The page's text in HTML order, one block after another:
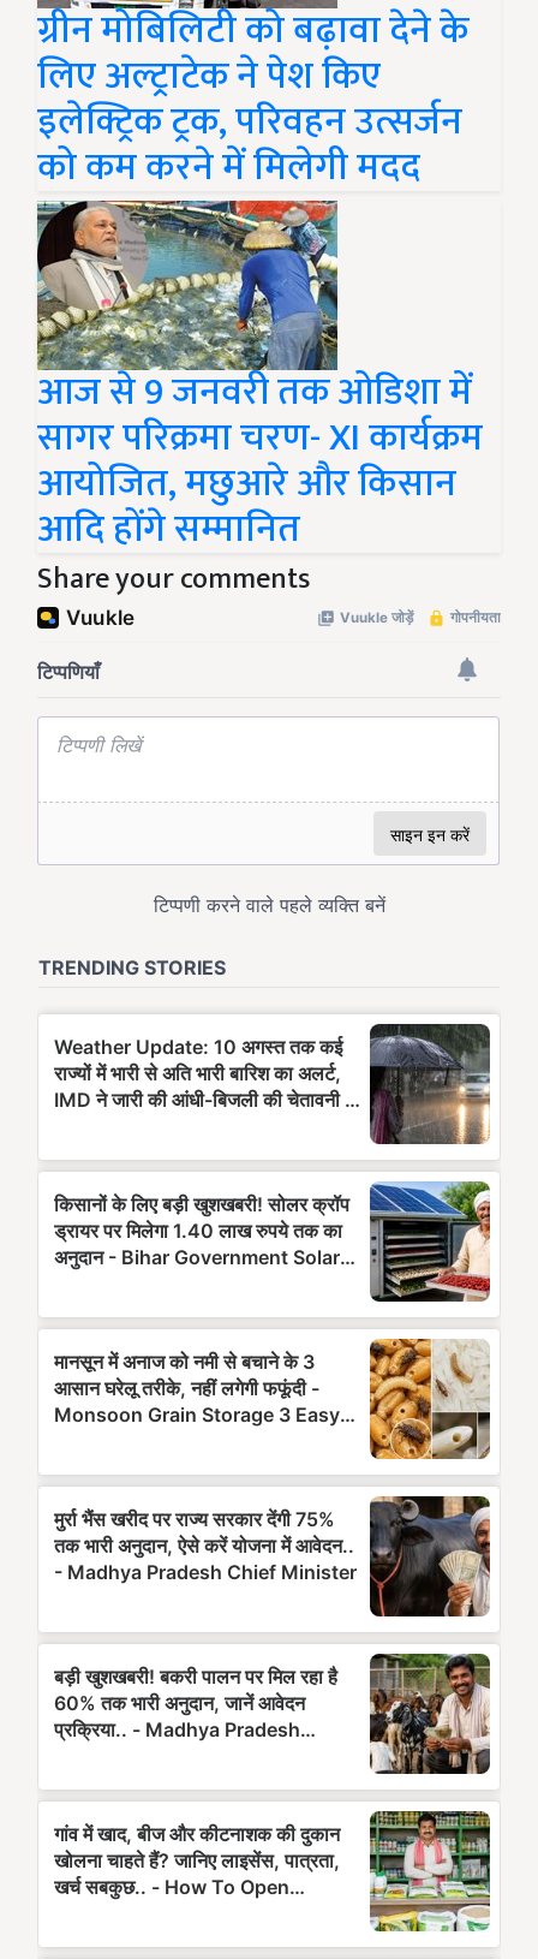
ग्रीन मोबिलिटी को बढ़ावा देने के
लिए अल्ट्राटेक ने पेश किए
इलेक्ट्रिक ट्रक, परिवहन उत्सर्जन
को कम करने में मिलेगी मदद
आज से 9 जनवरी तक ओडिशा में
सागर परिक्रमा चरण- XI कार्यक्रम
आयोजित, मछुआरे और किसान
आदि होंगे सम्मानित
Share your comments